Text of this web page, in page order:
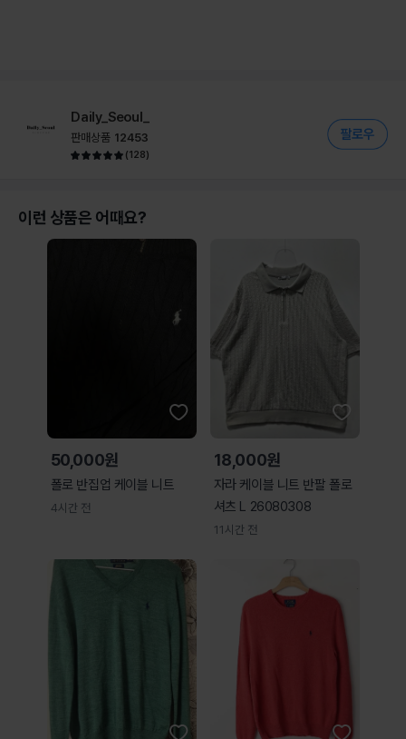
Daily_Seoul_
판매상품 12453
(128)
이런 상품은 어때요?
50,000원
폴로 반집업 케이블 니트
4시간 전
18,000원
자라 케이블 니트 반팔 폴로
셔츠 L 26080308
11시간 전